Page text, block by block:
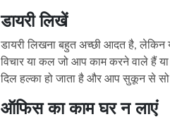
डायरी लिखें
डायरी लिखना बहुत अच्छी आदत है,
विचार या कल जो आप काम करने वाले हैं
दिल हल्का हो जाता है और आप सुकून से सो
ऑफिस का काम घर न लाएं